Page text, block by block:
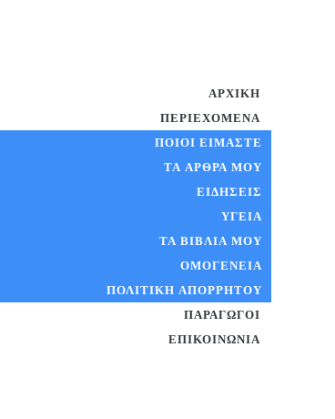
ΑΡΧΙΚΉ
ΠΕΡΙΕΧΌΜΕΝΑ
ΠΟΙΟΊ ΕΊΜΑΣΤΕ
ΤΑ ΆΡΘΡΑ ΜΟΥ
ΕΙΔΉΣΕΙΣ
ΥΓΕΊΑ
ΤΑ ΒΙΒΛΊΑ ΜΟΥ
ΟΜΟΓΈΝΕΙΑ
ΠΟΛΙΤΙΚΉ ΑΠΟΡΡΉΤΟΥ
ΠΑΡΑΓΩΓΟΊ
ΕΠΙΚΟΙΝΩΝΊΑ